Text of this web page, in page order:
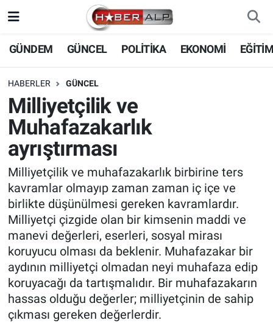
GÜNDEM GÜNCEL POLİTİKA EKONOMİ
HABERLER GÜNCEL
Milliyetçilik ve
Muhafazakarlık
ayrıştırması
Milliyetçilik ve muhafazakarlık birbirine ters
kavramlar olmayıp zaman zaman iç içe ve
birlikte düşünülmesi gereken kavramlardır.
Milliyetçi çizgide olan bir kimsenin maddi ve
manevi değerleri, eserleri, sosyal mirası
koruyucu olması da beklenir. Muhafazakar bir
aydının milliyetçi olmadan neyi muhafaza edip
koruyacağı da tartışmalıdır. Bir muhafazakarın
hassas olduğu değerler; milliyetçinin de sahip
çıkması gereken değerlerdir.
Nöbetçi Eczaneler
Hava Durumu
Trafik Durumu
Süper Lig Puan Durumu ve Fikstür
Tüm Manşetler
Son Dakika Haberleri
Haber Arşivi